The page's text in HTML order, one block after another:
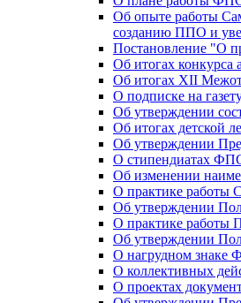
Об опыте работы
созданию ППО и
Постановление "О
Об итогах конкурса
Об итогах XII
О подписке на
Об утверждении
Об итогах детской
Об утверждении
О стипендиатах
Об изменении
О практике работы
Об утверждении
О практике
Об утверждении
О нагрудном знаке
О коллективных
О проектах